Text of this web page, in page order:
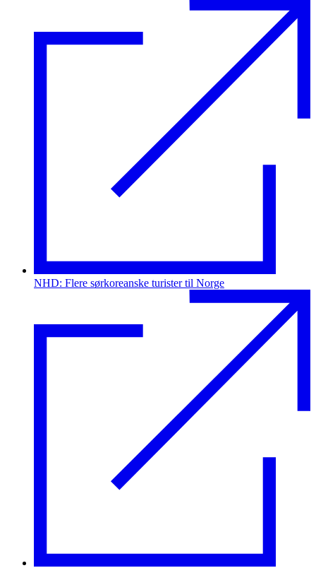
NHD: Flere sørkoreanske turister til Norge